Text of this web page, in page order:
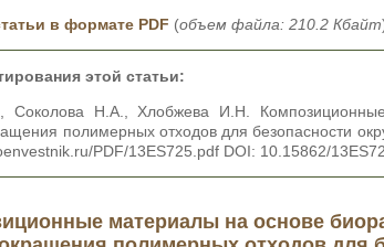
в формате PDF (объем файла: 210.2 Кбайт
этой статьи:
Соколова Н.А., Хлобжева И.Н.
полимерных отходов для безопасности
PDF/13ES725.pdf DOI: 10.15862/
материалы на основе